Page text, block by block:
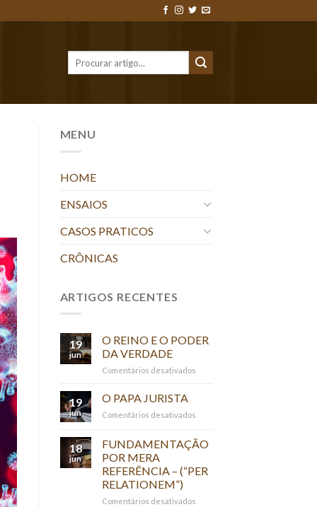
MENU
HOME
ENSAIOS
CASOS PRATICOS
CRÔNICAS
ARTIGOS RECENTES
19
jun
O REINO E O PODER
DA VERDADE
Comentários desativadosem
O
DA
19
jun
O PAPA JURISTA
Comentários desativadosem
PAPA
JURISTA
18
jun
FUNDAMENTAÇÃO
POR MERA
REFERÊNCIA – (“PER
RELATIONEM”)
Comentários desativadosem